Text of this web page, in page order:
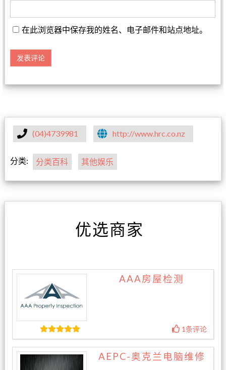
在此浏览器中保存我的姓名、电子邮件和站点地址。
(04)4739981 http://www.hrc.co.nz
分类: 分类百科 其他娱乐
优选商家
AAA房屋检测
1条评论
AEPC-奥克兰电脑维修